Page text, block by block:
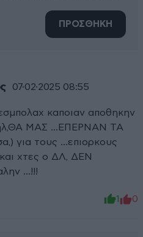
ΠΡΟΣΘΗΚΗ
07·02·2025 08:55
καποιαν αποθηκην
ΜΑΣ ...ΕΠΕΡΝΑΝ ΤΑ
για τους ...επιορκους
χτες ο ΔΛ, ΔΕΝ
...!!!
1 0